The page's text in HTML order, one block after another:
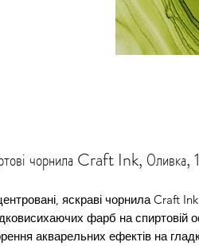
чорнила Craft Ink, Оливка,
яскраві чорнила Craft
фарб на спиртовій
акварельних ефектів на